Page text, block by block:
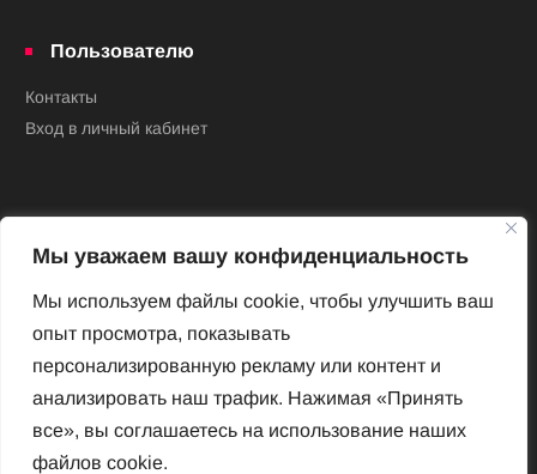
Мы уважаем вашу конфиденциальность
Мы используем файлы cookie, чтобы улучшить ваш
опыт просмотра, показывать
персонализированную рекламу или контент и
анализировать наш трафик. Нажимая «Принять
все», вы соглашаетесь на использование наших
файлов cookie.
Пользователю
Контакты
Вход в личный кабинет
Новый Венский журнал
Архив номеров
Impressum